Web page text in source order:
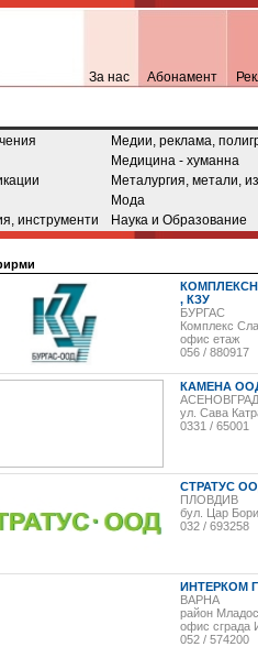
За нас Абонамент
инструменти
Медии, реклама,
Медицина - хуманна
Металургия, метали,
Мода
Наука и Образование
, КЗУ
БУРГАС
Комплекс
офис етаж
056 / 880917
КАМЕНА
АСЕНОВГРАД
ул. Сава
0331 / 65001
СТРАТУС
ПЛОВДИВ
бул. Цар
032 / 693258
ИНТЕРКОМ
ВАРНА
район
офис
052 / 574200